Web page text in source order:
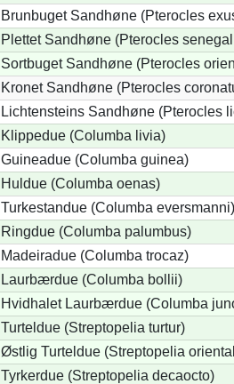
Brunbuget Sandhøne (Pterocles
Plettet Sandhøne (Pterocles
Sortbuget Sandhøne (Pterocles
Kronet Sandhøne (Pterocles
Lichtensteins Sandhøne (Pterocles
Klippedue (Columba livia)
Guineadue (Columba guinea)
Huldue (Columba oenas)
Turkestandue (Columba eversmanni)
Ringdue (Columba palumbus)
Madeiradue (Columba trocaz)
Laurbærdue (Columba bollii)
Hvidhalet Laurbærdue (Columba
Turteldue (Streptopelia turtur)
Østlig Turteldue (Streptopelia
Tyrkerdue (Streptopelia decaocto)